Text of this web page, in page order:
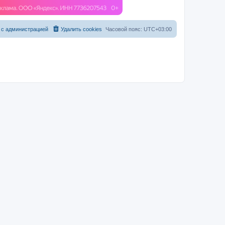
Часовой пояс: UTC+03:00
Удалить cookies
администрацией